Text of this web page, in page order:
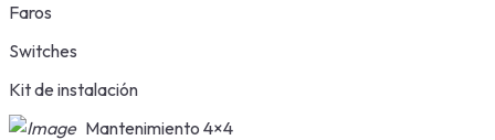
Faros
Switches
Kit de instalación
Mantenimiento 4×4